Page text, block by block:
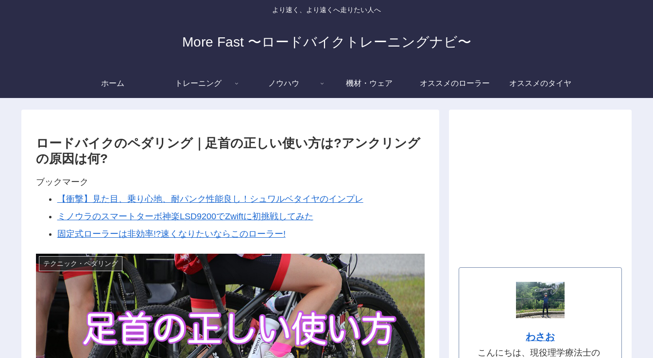
より速く、より遠くへ走りたい人へ
More Fast 〜ロードバイクトレーニングナビ〜
ホーム トレーニング ノウハウ 機材・ウェア オススメのローラー オススメのタイヤ
ロードバイクのペダリング｜足首の正しい使い方は?アンクリング
の原因は何?
ブックマーク
【衝撃】見た目、乗り心地、耐パンク性能良し！シュワルベタイヤのインプレ
ミノウラのスマートターボ神楽LSD9200でZwiftに初挑戦してみた
固定式ローラーは非効率!?速くなりたいならこのローラー!
テクニック・ペダリング
わさお
こんにちは、現役理学療法士の